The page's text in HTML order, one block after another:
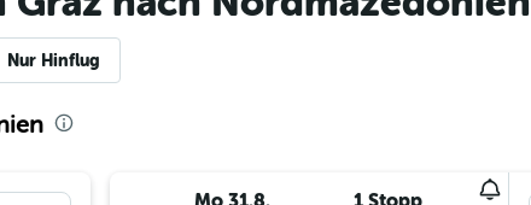
Nur Hinflug